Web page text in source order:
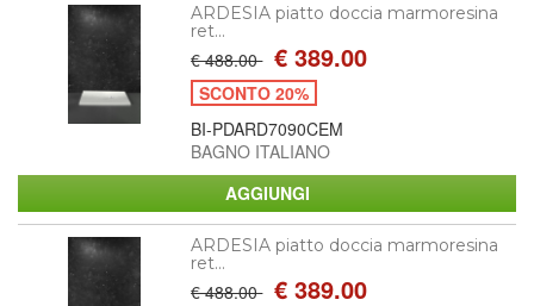
ARDESIA piatto doccia marmoresina
ret...
€ 488.00 € 389.00
SCONTO 20%
BI-PDARD7090CEM
BAGNO ITALIANO
ARDESIA piatto doccia marmoresina
ret...
€ 488.00 € 389.00